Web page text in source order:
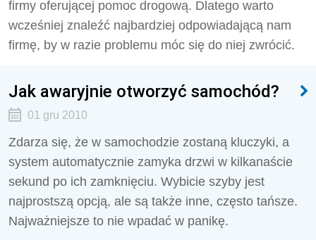
firmy oferującej pomoc drogową. Dlatego warto
wcześniej znaleźć najbardziej odpowiadającą nam
firmę, by w razie problemu móc się do niej zwrócić.
Jak awaryjnie otworzyć samochód?
01 gru 2010
Zdarza się, że w samochodzie zostaną kluczyki, a
system automatycznie zamyka drzwi w kilkanaście
sekund po ich zamknięciu. Wybicie szyby jest
najprostszą opcją, ale są także inne, często tańsze.
Najważniejsze to nie wpadać w panikę.